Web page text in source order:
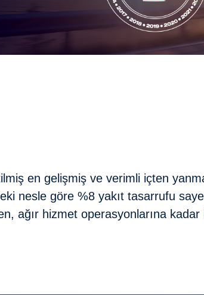
en gelişmiş ve verimli içten
nesle göre %8 yakıt tasarrufu
ağır hizmet operasyonlarına